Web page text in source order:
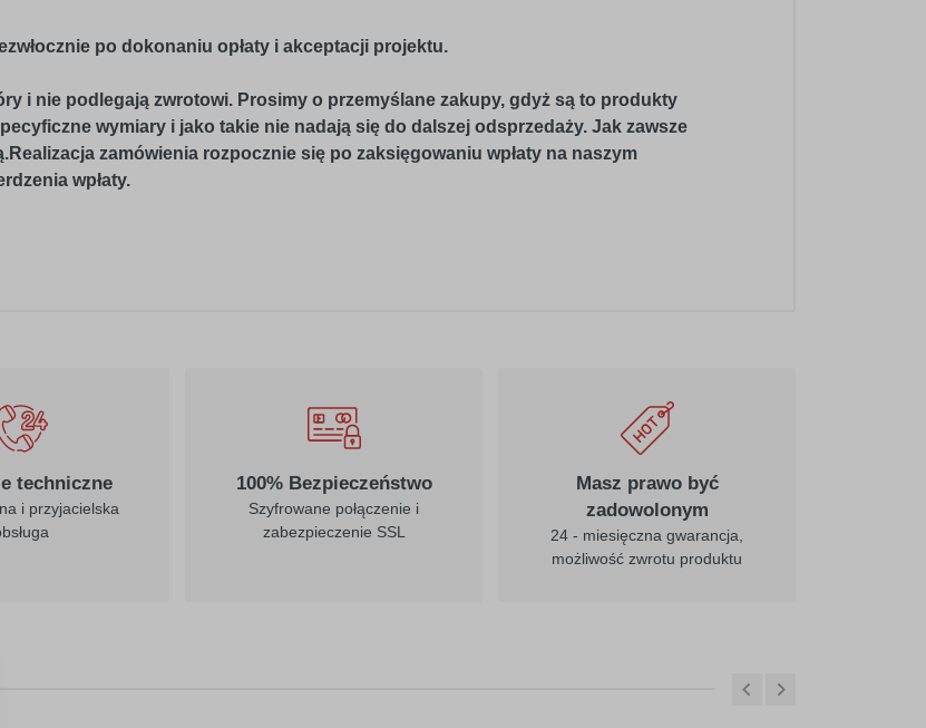
po dokonaniu opłaty i akceptacji projektu.
i nie podlegają zwrotowi. Prosimy o przemyślane zakupy, gdyż są to produkty
wymiary i jako takie nie nadają się do dalszej odsprzedaży. Jak zawsze
zamówienia rozpocznie się po zaksięgowaniu wpłaty na naszym
wpłaty.
techniczne
i przyjacielska
100% Bezpieczeństwo
Szyfrowane połączenie i
zabezpieczenie SSL
Masz prawo być
zadowolonym
24 - miesięczna gwarancja,
możliwość zwrotu produktu